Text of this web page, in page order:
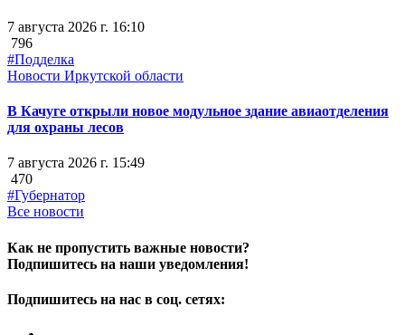
7 августа 2026 г. 16:10
796
#Подделка
Новости Иркутской области
В Качуге открыли новое модульное здание авиаотделения
для охраны лесов
7 августа 2026 г. 15:49
470
#Губернатор
Все новости
Как не пропустить важные новости?
Подпишитесь на наши уведомления!
Подпишитесь на нас в соц. сетях: